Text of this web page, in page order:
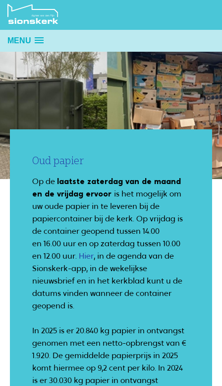
MENU
Oud papier
Op de laatste zaterdag van de maand
en de vrijdag ervoor is het mogelijk om
uw oude papier in te leveren bij de
papiercontainer bij de kerk. Op vrijdag is
de container geopend tussen 14.00
en 16.00 uur en op zaterdag tussen 10.00
en 12.00 uur. Hier, in de agenda van de
Sionskerk-app, in de wekelijkse
nieuwsbrief en in het kerkblad kunt u de
datums vinden wanneer de container
geopend is.
In 2025 is er 20.840 kg papier in ontvangst
genomen met een netto-opbrengst van €
1.920. De gemiddelde papierprijs in 2025
komt hiermee op 9,2 cent per kilo. In 2024
is er 30.030 kg papier in ontvangst